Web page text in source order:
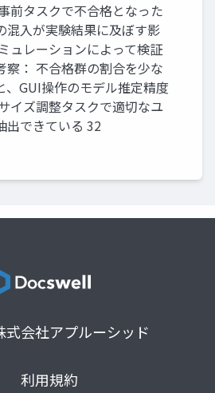
前タスクで不合格となった
混入が実験結果に及ぼす影
ュレーションによって検証
察： 不合格群の割合を少な
、GUI操作のモデル推定精度
イズ調整タスクで適切なユ
出できている 32
式会社アプルーシッド
利用規約